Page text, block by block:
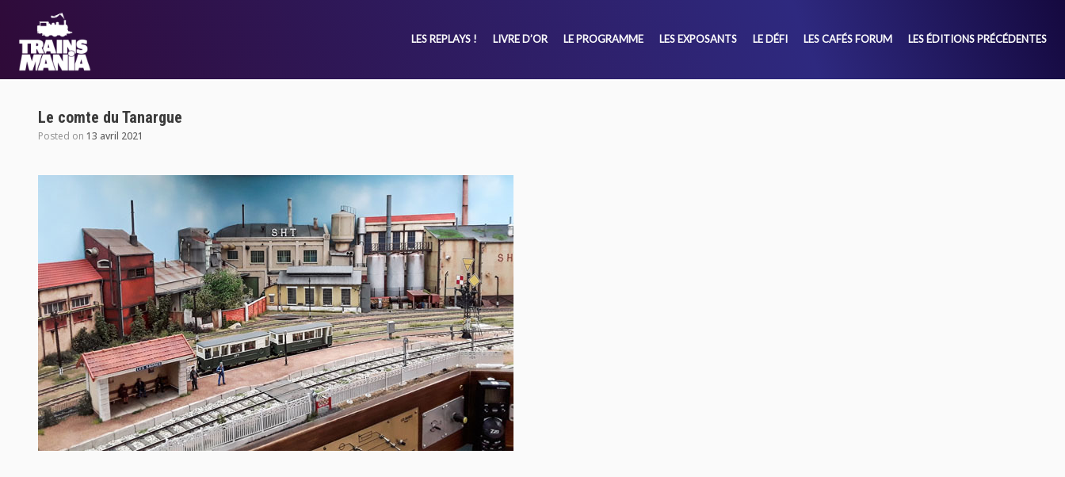
LES REPLAYS ! LIVRE D’OR LE PROGRAMME LES EXPOSANTS LE DÉFI LES CAFÉS FORUM LES ÉDITIONS PRÉCÉDENTES
Le comte du Tanargue
Posted on 13 avril 2021